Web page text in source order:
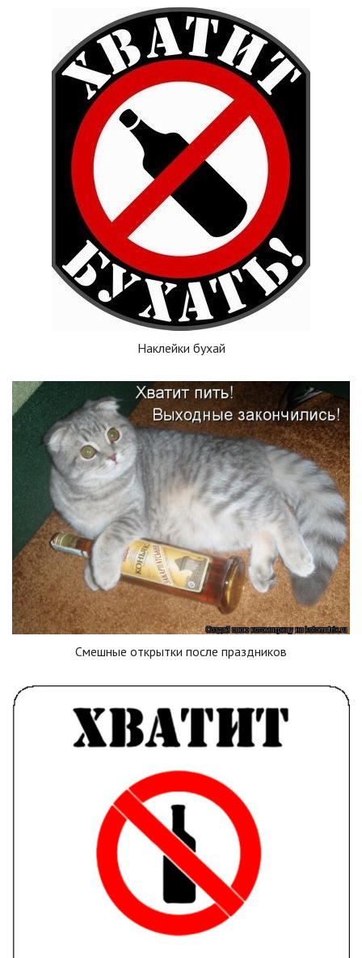
Наклейки бухай
Смешные открытки после праздников